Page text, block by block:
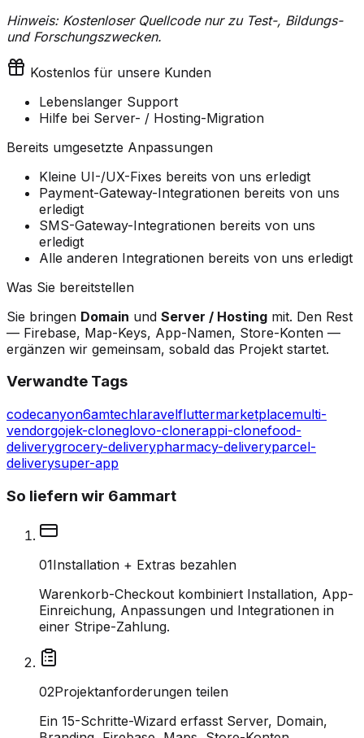
Hinweis: Kostenloser Quellcode nur zu Test-, Bildungs-
und Forschungszwecken.
Kostenlos für unsere Kunden
Lebenslanger Support
Hilfe bei Server- / Hosting-Migration
Bereits umgesetzte Anpassungen
Kleine UI-/UX-Fixes bereits von uns erledigt
Payment-Gateway-Integrationen bereits von uns
erledigt
SMS-Gateway-Integrationen bereits von uns
erledigt
Alle anderen Integrationen bereits von uns erledigt
Was Sie bereitstellen
Sie bringen Domain und Server / Hosting mit. Den Rest
— Firebase, Map-Keys, App-Namen, Store-Konten —
ergänzen wir gemeinsam, sobald das Projekt startet.
Verwandte Tags
codecanyon6amtechlaravelfluttermarketplacemulti-
vendorgojek-cloneglovo-clonerappi-clonefood-
deliverygrocery-deliverypharmacy-deliveryparcel-
deliverysuper-app
So liefern wir 6ammart
01Installation + Extras bezahlen
Warenkorb-Checkout kombiniert Installation, App-
Einreichung, Anpassungen und Integrationen in
einer Stripe-Zahlung.
02Projektanforderungen teilen
Ein 15-Schritte-Wizard erfasst Server, Domain,